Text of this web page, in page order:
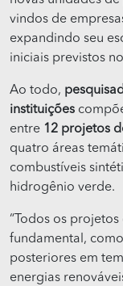
vindos de
expandindo seu
iniciais previstos
Ao todo,
instituições
entre 12 projetos
quatro áreas
combustíveis
hidrogênio verde.
“Todos os
fundamental,
posteriores em
energias